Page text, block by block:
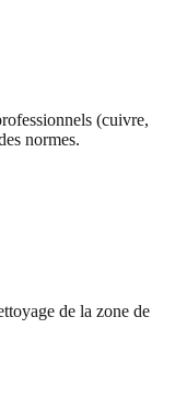
(cuivre,
normes.
de la zone de